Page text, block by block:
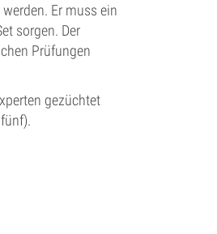
Er muss ein
sorgen. Der
Prüfungen
gezüchtet